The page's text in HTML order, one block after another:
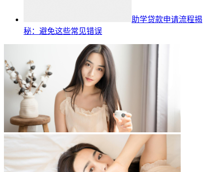
助学贷款申请流程揭
秘：避免这些常见错误